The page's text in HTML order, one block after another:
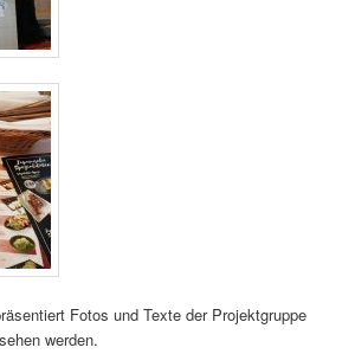
Fotos und Texte der Projektgruppe
werden.